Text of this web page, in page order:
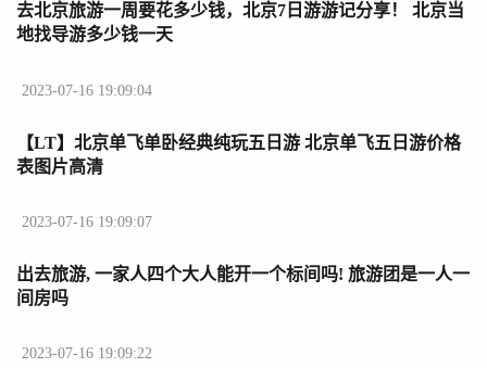
去北京旅游一周要花多少钱，北京7日游游记分享！ 北京当
地找导游多少钱一天
2023-07-16 19:09:04
【LT】北京单飞单卧经典纯玩五日游 北京单飞五日游价格
表图片高清
2023-07-16 19:09:07
出去旅游, 一家人四个大人能开一个标间吗! 旅游团是一人一
间房吗
2023-07-16 19:09:22